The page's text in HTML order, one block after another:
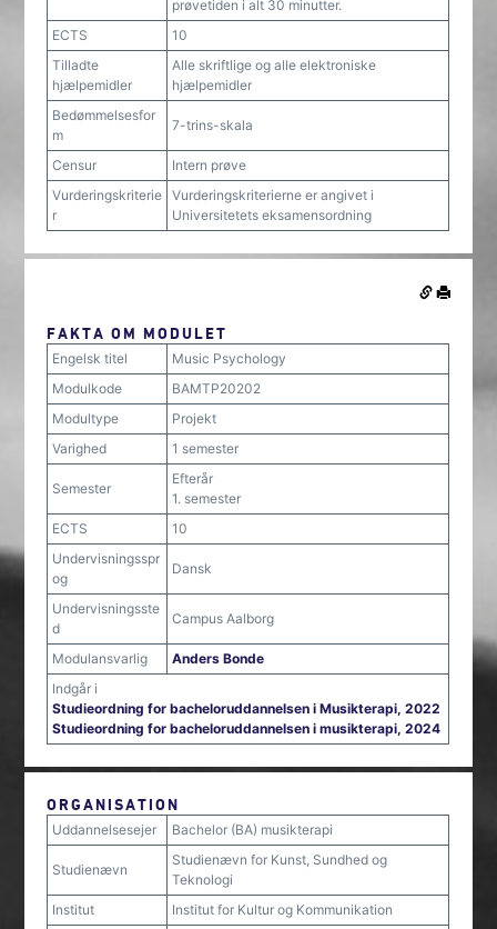
prøvetiden i alt 30 minutter.
ECTS
10
Tilladte
hjælpemidler
Alle skriftlige og alle elektroniske
hjælpemidler
Bedømmelsesfor
m
7-trins-skala
Censur
Intern prøve
Vurderingskriterie
r
Vurderingskriterierne er angivet i
Universitetets eksamensordning
FAKTA OM MODULET
Engelsk titel
Music Psychology
Modulkode
BAMTP20202
Modultype
Projekt
Varighed
1 semester
Semester
Efterår
1. semester
ECTS
10
Undervisningsspr
og
Dansk
Undervisningsste
d
Campus Aalborg
Modulansvarlig
Anders Bonde
Indgår i
Studieordning for bacheloruddannelsen i Musikterapi, 2022
Studieordning for bacheloruddannelsen i musikterapi, 2024
ORGANISATION
Uddannelsesejer Bachelor (BA) musikterapi
Studienævn
Studienævn for Kunst, Sundhed og
Teknologi
Institut
Institut for Kultur og Kommunikation